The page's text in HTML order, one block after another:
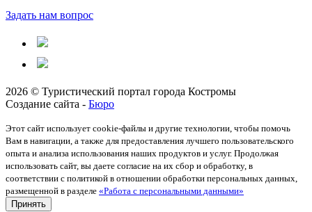
Задать нам вопрос
2026 © Туристический портал города Костромы
Создание сайта - Бюро
Этот сайт использует cookie-файлы и другие технологии, чтобы помочь
Вам в навигации, а также для предоставления лучшего пользовательского
опыта и анализа использования наших продуктов и услуг. Продолжая
использовать сайт, вы даете согласие на их сбор и обработку, в
соответствии с политикой в отношении обработки персональных данных,
размещенной в разделе «Работа с персональными данными»
Принять